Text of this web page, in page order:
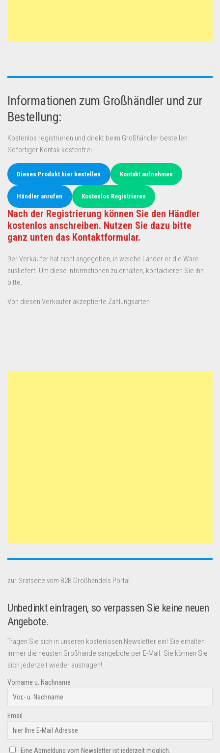
Informationen zum Großhändler und zur
Bestellung:
Kostenlos registrieren und direkt beim Großhändler bestellen.
Sofortiger Kontak kostenfrei.
Dieses Produkt hier bestellen Kontakt aufnehmen
Händler anrufen Kostenlos Registrieren
Nach der Registrierung können Sie den Händler
kostenlos anschreiben. Nutzen Sie dazu bitte
ganz unten das Kontaktformular.
Der Verkäufer hat nicht angegeben, in welche Länder er die Ware
ausliefert. Um diese Informationen zu erhalten, kontaktieren Sie ihn
bitte.
Von diesen Verkäufer akzeptierte Zahlungsarten
zur Sratseite vom B2B Großhandels Portal
Unbedinkt eintragen, so verpassen Sie keine neuen
Angebote.
Tragen Sie sich in unseren kostenlosen Newsletter ein! Sie erhalten
immer die neusten Großhandelsangebote per E-Mail. Sie können Sie
sich jederzeit wieder austragen!
Vorname u. Nachname
Email
Eine Abmeldung vom Newsletter ist jederzeit möglich.